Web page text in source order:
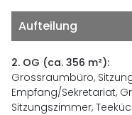
Aufteilung
2. OG (ca. 356 m²):
Grossraumbüro,
Empfang/Sekretariat,
Sitzungszimmer,